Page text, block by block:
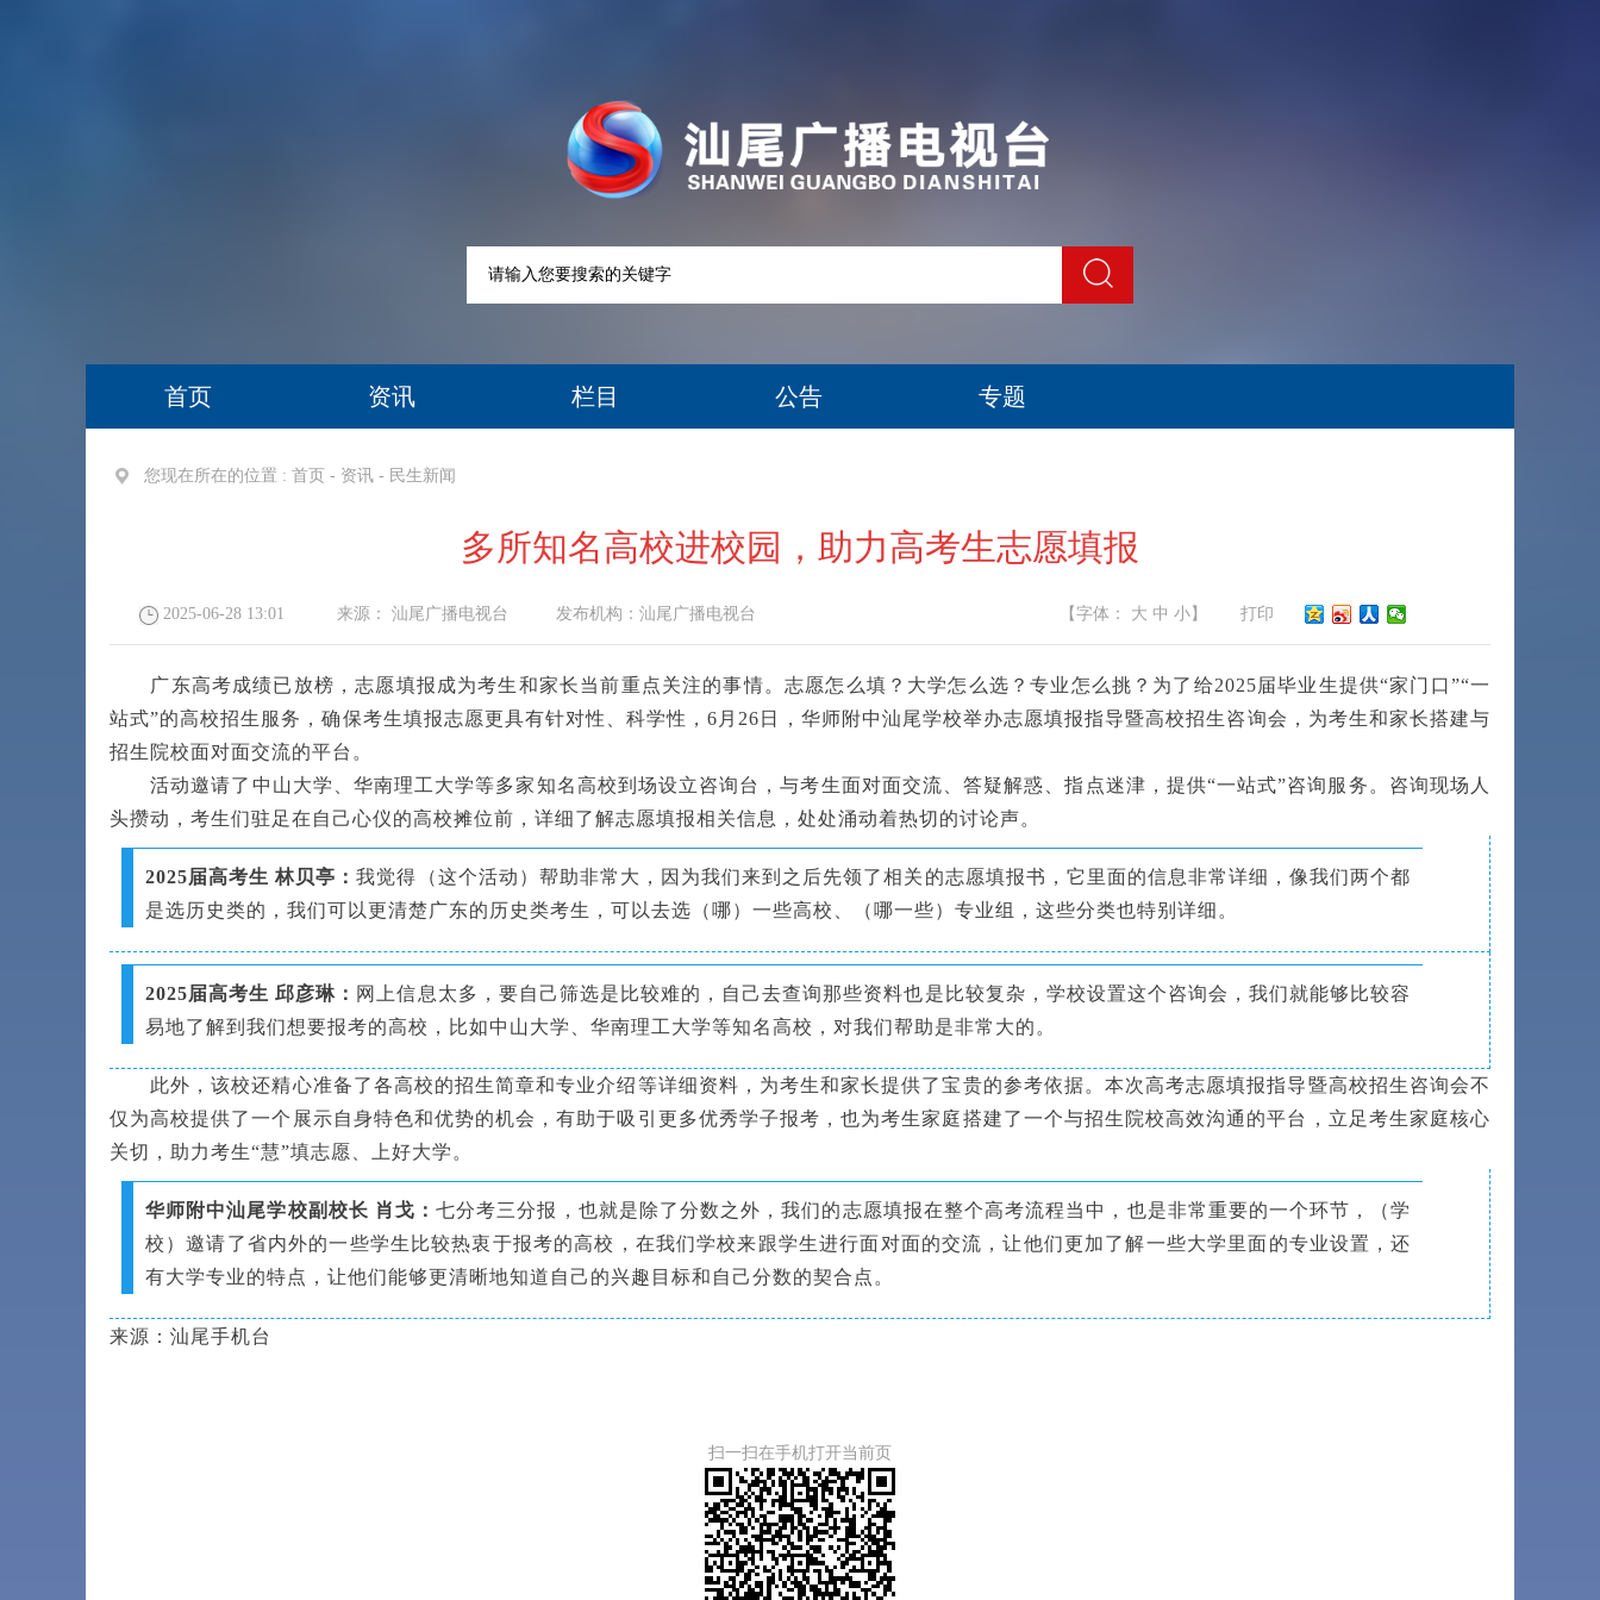
首页 资讯 栏目 公告 专题
您现在所在的位置 : 首页 - 资讯 - 民生新闻
多所知名高校进校园，助力高考生志愿填报
2025-06-28 13:01 来源： 汕尾广播电视台 发布机构： 汕尾广播电视台 【字体： 大 中 小 】 打印
广东高考成绩已放榜，志愿填报成为考生和家长当前重点关注的事情。志愿怎么填？大学怎么选？专业怎么挑？为了给2025届毕业生提供“家门口”“一
站式”的高校招生服务，确保考生填报志愿更具有针对性、科学性，6月26日，华师附中汕尾学校举办志愿填报指导暨高校招生咨询会，为考生和家长搭建与
招生院校面对面交流的平台。
活动邀请了中山大学、华南理工大学等多家知名高校到场设立咨询台，与考生面对面交流、答疑解惑、指点迷津，提供“一站式”咨询服务。咨询现场人
头攒动，考生们驻足在自己心仪的高校摊位前，详细了解志愿填报相关信息，处处涌动着热切的讨论声。
2025届高考生 林贝亭：我觉得（这个活动）帮助非常大，因为我们来到之后先领了相关的志愿填报书，它里面的信息非常详细，像我们两个都
是选历史类的，我们可以更清楚广东的历史类考生，可以去选（哪）一些高校、（哪一些）专业组，这些分类也特别详细。
2025届高考生 邱彦琳： 网上信息太多，要自己筛选是比较难的，自己去查询那些资料也是比较复杂，学校设置这个咨询会，我们就能够比较容
易地了解到我们想要报考的高校，比如中山大学、华南理工大学等知名高校，对我们帮助是非常大的。
此外，该校还精心准备了各高校的招生简章和专业介绍等详细资料，为考生和家长提供了宝贵的参考依据。本次高考志愿填报指导暨高校招生咨询会不
仅为高校提供了一个展示自身特色和优势的机会，有助于吸引更多优秀学子报考，也为考生家庭搭建了一个与招生院校高效沟通的平台，立足考生家庭核心
关切，助力考生“慧”填志愿、上好大学。
华师附中汕尾学校副校长 肖戈：七分考三分报，也就是除了分数之外，我们的志愿填报在整个高考流程当中，也是非常重要的一个环节，（学
校）邀请了省内外的一些学生比较热衷于报考的高校，在我们学校来跟学生进行面对面的交流，让他们更加了解一些大学里面的专业设置，还
有大学专业的特点，让他们能够更清晰地知道自己的兴趣目标和自己分数的契合点。
来源：汕尾手机台
扫一扫在手机打开当前页